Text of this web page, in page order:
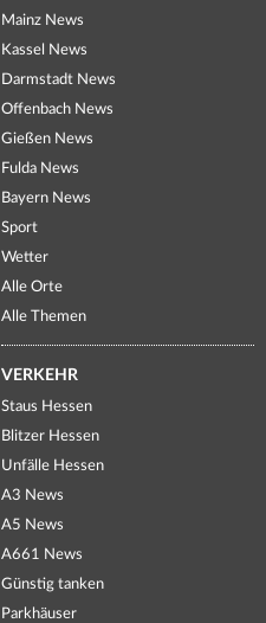
Mainz News
Kassel News
Darmstadt News
Offenbach News
Gießen News
Fulda News
Bayern News
Sport
Wetter
Alle Orte
Alle Themen
VERKEHR
Staus Hessen
Blitzer Hessen
Unfälle Hessen
A3 News
A5 News
A661 News
Günstig tanken
Parkhäuser